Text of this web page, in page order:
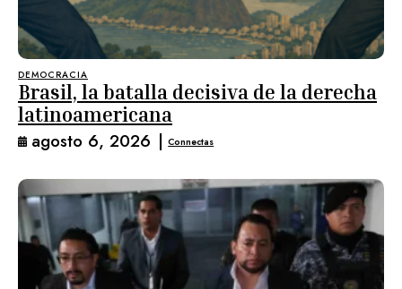
DEMOCRACIA
Brasil, la batalla decisiva de la derecha
latinoamericana
agosto 6, 2026 | Connectas